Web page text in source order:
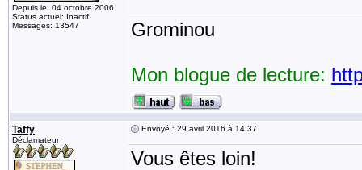
Depuis le: 04 octobre 2006
Status actuel: Inactif
Messages: 13547
Grominou
Mon blogue de lecture:
Taffy
Déclamateur
Envoyé : 29 avril 2016 à 14:37
Vous êtes loin!